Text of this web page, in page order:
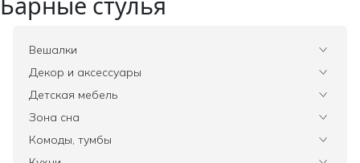
Вешалки
Все
Декор и аксессуары
Все
Элитные зеркала
Ковры
Детская мебель
Все
Зеркала
Зона сна
Все
Комоды, тумбы